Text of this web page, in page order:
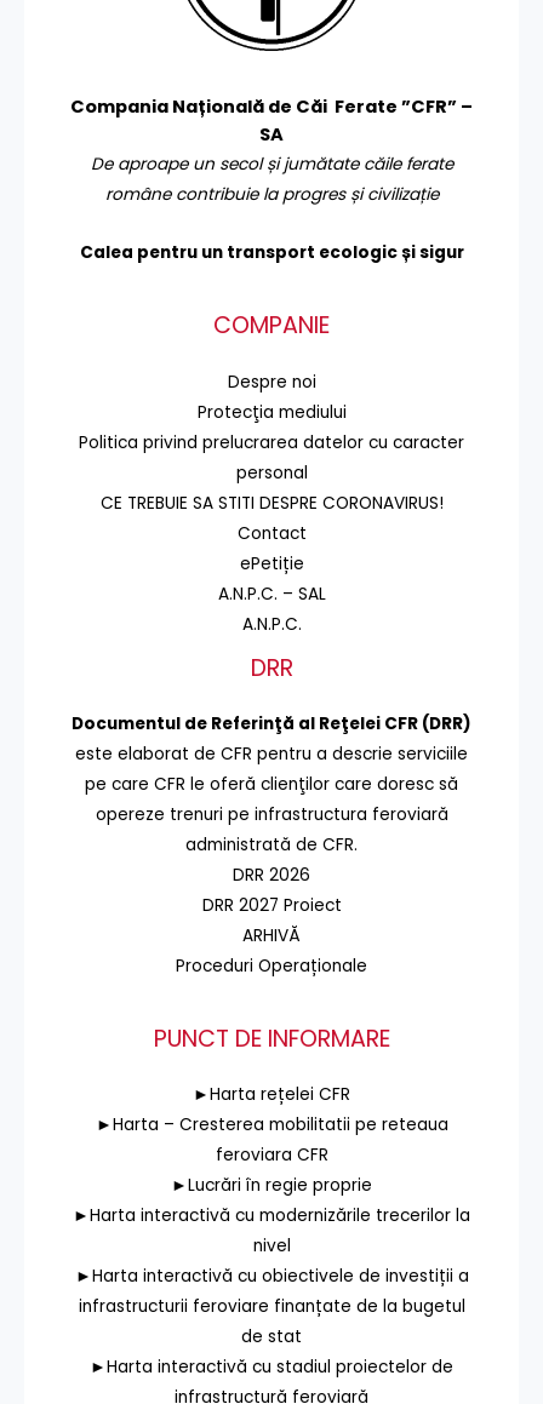
Compania Națională de Căi Ferate ”CFR” –
SA
De aproape un secol și jumătate căile ferate
române contribuie la progres și civilizație
Calea pentru un transport ecologic și sigur
COMPANIE
Despre noi
Protecţia mediului
Politica privind prelucrarea datelor cu caracter
personal
CE TREBUIE SA STITI DESPRE CORONAVIRUS!
Contact
ePetiție
A.N.P.C. – SAL
A.N.P.C.
DRR
Documentul de Referinţă al Reţelei CFR (DRR)
este elaborat de CFR pentru a descrie serviciile
pe care CFR le oferă clienţilor care doresc să
opereze trenuri pe infrastructura feroviară
administrată de CFR.
DRR 2026
DRR 2027 Proiect
ARHIVĂ
Proceduri Operaționale
PUNCT DE INFORMARE
►Harta rețelei CFR
►Harta – Cresterea mobilitatii pe reteaua
feroviara CFR
►Lucrări în regie proprie
►Harta interactivă cu modernizările trecerilor la
nivel
►Harta interactivă cu obiectivele de investiții a
infrastructurii feroviare finanțate de la bugetul
de stat
►Harta interactivă cu stadiul proiectelor de
infrastructură feroviară